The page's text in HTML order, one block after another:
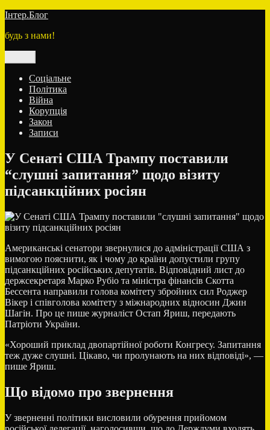
Перейти
вмісту
Інтер.Блог
будь з нами!
Соціальне
Політика
Війна
Корупція
Закон
Записи
У Сенаті США Трампу поставили
“слушні запитання” щодо візиту
підсанкційних росіян
Американські сенатори звернулися до адміністрації США з
вимогою пояснити, як і чому до країни допустили групу
підсанкційних російських депутатів. Відповідний лист до
держсекретаря Марко Рубіо та міністра фінансів Скотта
Бессента направили голова комітету збройних сил Роджер
Вікер і співголова комітету з міжнародних відносин Джин
Шагін. Про це пише журналіст Остап Яриш, передають
Патріоти України.
«Хороший приклад двопартійної роботи Конгресу. Запитання
теж дуже слушні. Цікаво, чи пролунають на них відповіді», —
пише Яриш.
Що відомо про звернення
У зверненні політики висловили обурення прийомом